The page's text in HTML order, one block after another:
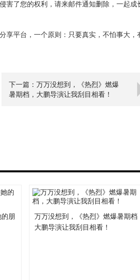
害了您的权利，请来邮件通知删除，一起成
享平台，一个原则：只要真实，不怕事大，
下一篇：万万没想到，《热烈》燃爆
暑期档，大鹏导演让我刮目相看！
朋
万万没想到，《热烈》燃爆暑期档
大鹏导演让我刮目相看！